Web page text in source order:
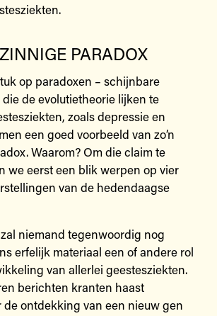
PARADOX
op paradoxen – schijnbare
de evolutietheorie lijken te
zoals depressie en
een goed voorbeeld van zo’n
Waarom? Om die claim te
we eerst een blik werpen op vier
van de hedendaagse
niemand tegenwoordig nog
erfelijk materiaal een of andere rol
van allerlei geestesziekten.
berichten kranten haast
de ontdekking van een nieuw gen